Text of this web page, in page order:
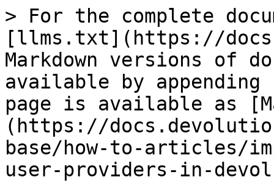
> For the complete
[llms.txt](https://
Markdown versions of
available by
page is available as
(https://
base/how-to-articles/
user-providers-in-